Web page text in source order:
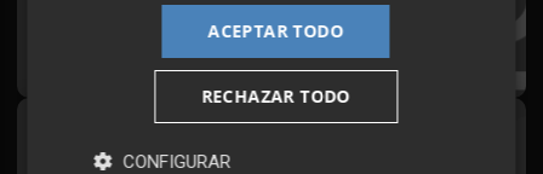
¡Quiero suscribirme!
Síguenos en redes
ACEPTAR TODO
RECHAZAR TODO
CONFIGURAR